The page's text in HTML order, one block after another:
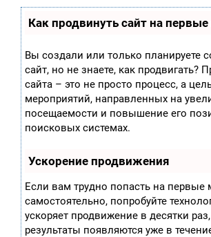
Как продвинуть сайт на первые
Вы создали или только планируете
сайт, но не знаете, как продвигать?
сайта – это не просто процесс, а
мероприятий, направленных на
посещаемости и повышение его
поисковых системах.
Ускорение продвижения
Если вам трудно попасть на первые
самостоятельно, попробуйте
ускоряет продвижение в десятки
результаты появляются уже в
играх